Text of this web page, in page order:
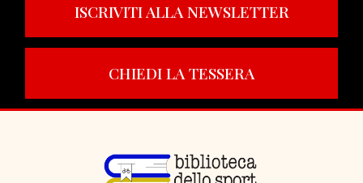
ISCRIVITI ALLA NEWSLETTER
CHIEDI LA TESSERA